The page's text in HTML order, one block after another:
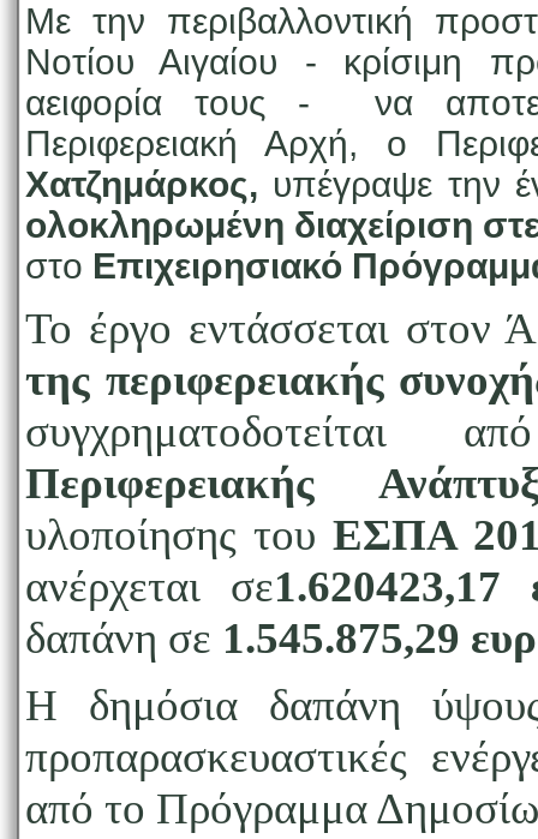
Με την περιβαλλοντική
Νοτίου Αιγαίου - κρίσιμη
αειφορία τους - να
Περιφερειακή Αρχή, ο
Χατζημάρκος, υπέγραψε την
ολοκληρωμένη διαχείριση
στο Επιχειρησιακό
Το έργο εντάσσεται στον
της περιφερειακής
Περιφερειακής
υλοποίησης τουΕΣΠΑ
ανέρχεται σε
δαπάνη σε 1.545.875,29
Η δημόσια δαπάνη
προπαρασκευαστικές
από το Πρόγραμμα